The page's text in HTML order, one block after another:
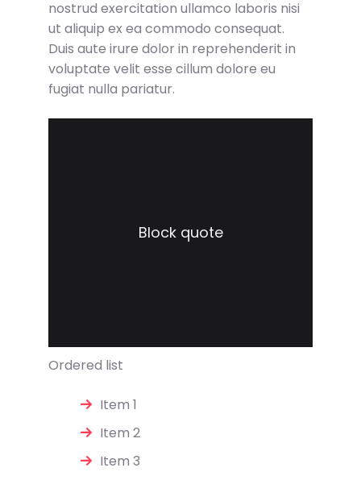
nostrud exercitation ullamco laboris nisi
ut aliquip ex ea commodo consequat.
Duis aute irure dolor in reprehenderit in
voluptate velit esse cillum dolore eu
fugiat nulla pariatur.
Block quote
Ordered list
Item 1
Item 2
Item 3